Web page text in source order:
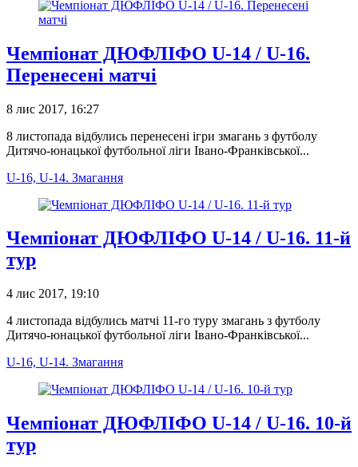
Чемпіонат ДЮФЛІФО U-14 / U-16.
Перенесені матчі
8 лис 2017, 16:27
8 листопада відбулись перенесені ігри змагань з футболу
Дитячо-юнацької футбольної ліги Івано-Франківської...
U-16, U-14. Змагання
Чемпіонат ДЮФЛІФО U-14 / U-16. 11-й
тур
4 лис 2017, 19:10
4 листопада відбулись матчі 11-го туру змагань з футболу
Дитячо-юнацької футбольної ліги Івано-Франківської...
U-16, U-14. Змагання
Чемпіонат ДЮФЛІФО U-14 / U-16. 10-й
тур